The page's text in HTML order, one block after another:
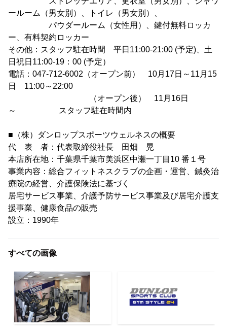
ールーム（男女別）、トイレ（男女別）、
パウダールーム（女性用）、鍵付無料ロッカ
ー、有料契約ロッカー
その他：スタッフ駐在時間 平日11:00-21:00 (予定)、土
日祝日11:00-19：00 (予定）
電話：047-712-6002（オープン前） 10月17日～11月15
日 11:00～22:00
（オープン後） 11月16日
～ スタッフ駐在時間内
■（株）ダンロップスポーツウェルネスの概要
代 表 者：代表取締役社長 田畑 晃
本店所在地：千葉県千葉市美浜区中瀬一丁目10 番１号
事業内容：総合フィットネスクラブの企画・運営、鍼灸治
療院の経営、介護保険法に基づく
居宅サービス事業、介護予防サービス事業及び居宅介護支
援事業、健康食品の販売
設立：1990年
すべての画像